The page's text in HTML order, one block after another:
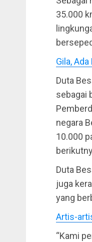
35.000
Gila,
Duta
sebagai
negara
10.000
Duta
juga
yang
Artis-
“Kami